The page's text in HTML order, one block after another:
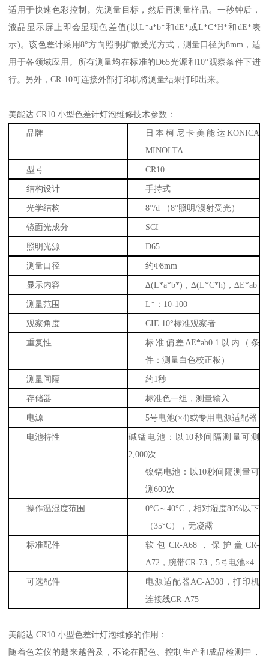
适用于快速色彩控制。先测量目标，然后再测量样品。一秒钟后，
液晶显示屏上即会显现色差值(以L*a*b*和dE*或L*C*H*和dE*表
示)。该色差计采用8°方向照明扩散受光方式，测量口径为8mm，适
用于各领域应用。所有测量均在标准的D65光源和10°观察条件下进
行。另外，CR-10可连接外部打印机将测量结果打印出来。
美能达 CR10 小型色差计灯泡维修技术参数：
品牌
日本柯尼卡美能达KONICA
MINOLTA
型号
CR10
结构设计
手持式
光学结构
8°/d （8°照明/漫射受光）
镜面光成分
SCI
照明光源
D65
测量口径
约Φ8mm
显示内容
∆(L*a*b*)，∆(L*C*h)，∆E*ab
测量范围
L*：10-100
观察角度
CIE 10°标准观察者
重复性
标准偏差∆E*ab0.1以内（条
件：测量白色校正板）
测量间隔
约1秒
存储器
标准色一组，测量输入
电源
5号电池(×4)或专用电源适配器
电池特性
碱锰电池：以10秒间隔测量可测
2,000次
镍镉电池：以10秒间隔测量可
测600次
操作温湿度范围
0°C～40°C，相对湿度80%以下
（35°C），无凝露
标准配件
软包CR-A68，保护盖CR-
A72，腕带CR-73，5号电池×4
可选配件
电源适配器AC-A308，打印机
连接线CR-A75
美能达 CR10 小型色差计灯泡维修的作用：
随着色差仪的越来越普及，不论在配色、控制生产和成品检测中，